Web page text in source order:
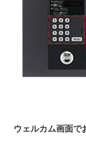
ウェルカム画面で